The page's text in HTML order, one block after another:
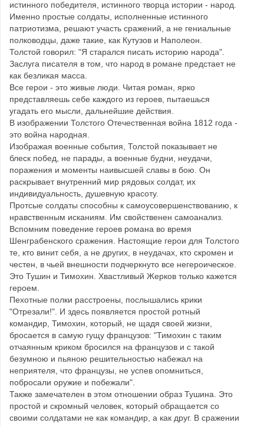
истинного победителя, истинного творца истории - народ.
Именно простые солдаты, исполненные истинного
патриотизма, решают участь сражений, а не гениальные
полководцы, даже такие, как Кутузов и Наполеон.
Толстой говорил: "Я старался писать историю народа".
Заслуга писателя в том, что народ в романе предстает не
как безликая масса.
Все герои - это живые люди. Читая роман, ярко
представляешь себе каждого из героев, пытаешься
угадать его мысли, дальнейшие действия.
В изображении Толстого Отечественная война 1812 года -
это война народная.
Изображая военные события, Толстой показывает не
блеск побед, не парады, а военные будни, неудачи,
поражения и моменты наивысшей славы в бою. Он
раскрывает внутренний мир рядовых солдат, их
индивидуальность, душевную красоту.
Протсые солдаты способны к самоусовершенствованию, к
нравственным исканиям. Им свойственен самоанализ.
Вспомним поведение героев романа во время
Шенграбенского сражения. Настоящие герои для Толстого
те, кто винит себя, а не других, в неудачах, кто скромен и
честен, в чьей внешности подчеркнуто все негероическое.
Это Тушин и Тимохин. Хвастливый Жерков только кажется
героем.
Пехотные полки расстроены, послышались крики
"Отрезали!". И здесь появляется простой ротный
командир, Тимохин, который, не щадя своей жизни,
бросается в самую гущу французов: "Тимохин с таким
отчаянным криком бросился на французов и с такой
безумною и пьяною решительностью набежал на
неприятеля, что французы, не успев опомниться,
побросали оружие и побежали".
Также замечателен в этом отношении образ Тушина. Это
простой и скромный человек, который обращается со
своими солдатами не как командир, а как друг. В сражении